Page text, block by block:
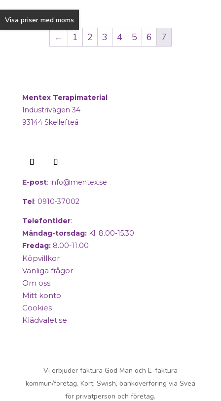
← 1 2 3 4 5 6 7
Mentex Terapimaterial
Industrivägen 34
93144 Skellefteå
E-post: info@mentex.se
Tel : 0910-37002
Telefontider:
Måndag-torsdag:Kl. 8.00-15.30
Fredag:8.00-11.00
Köpvillkor
Vanliga frågor
Om oss
Mitt konto
Cookies
Klädvalet.se
Vi erbjuder faktura God Man och E-faktura
kommun/företag. Kort, Swish, banköverföring via Svea
för privatperson och företag.
Visa priser med moms